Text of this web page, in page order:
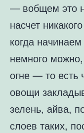
— вобщем это
насчет
когда
немного
огне — то есть
овощи
зелень, айва,
слоев таких,